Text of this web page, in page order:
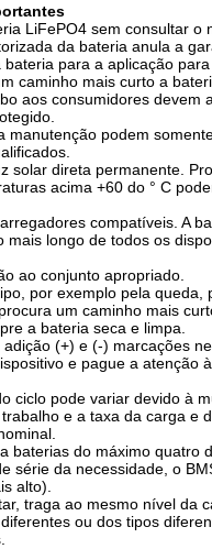
LiFePO4 sem consultar o
da bateria anula a
bateria para a aplicação
caminho mais curto a
aos consumidores devem
manutenção podem
solar direta permanente.
acima +60 do ° C
compatíveis. A
mais longo de todos os
ao conjunto apropriado.
por exemplo pela queda,
um caminho mais
a bateria seca e limpa.
adição (+) e (-) marcações
e pague a atenção
ciclo pode variar devido à
e a taxa da carga e
baterias do máximo quatro
série da necessidade, o
alto).
traga ao mesmo nível da
ou dos tipos